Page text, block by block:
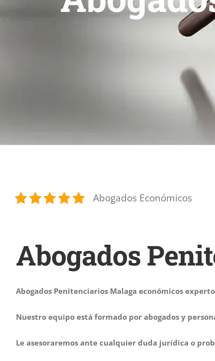
Abogados Económicos
Abogados
Abogados Penitenciarios Malaga económicos
Nuestro equipo está formado por abogados y
Le asesoraremos ante cualquier duda jurídica o